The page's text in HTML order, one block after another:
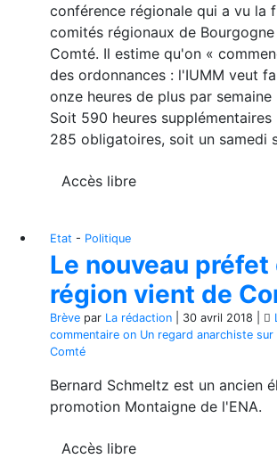
conférence régionale qui a vu la
comités régionaux de
Comté. Il estime qu'on «
des ordonnances : l'IUMM veut
onze heures de plus par semaine
Soit 590 heures
285 obligatoires, soit un samedi
Accès libre
Etat - Politique
Le nouveau préfet
région vient de
Brève par La rédaction 30 avril 2018
commentaire on Un regard anarchiste sur
Comté
Bernard Schmeltz est un ancien
promotion Montaigne de l'ENA.
Accès libre